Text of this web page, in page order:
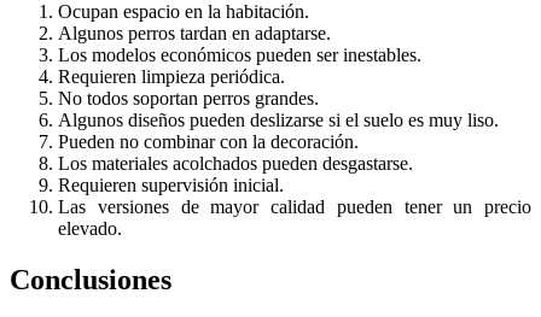
Ocupan espacio en la habitación.
Algunos perros tardan en adaptarse.
Los modelos económicos pueden ser inestables.
Requieren limpieza periódica.
No todos soportan perros grandes.
Algunos diseños pueden deslizarse si el suelo es muy liso.
Pueden no combinar con la decoración.
Los materiales acolchados pueden desgastarse.
Requieren supervisión inicial.
Las versiones de mayor calidad pueden tener un precio
elevado.
Conclusiones